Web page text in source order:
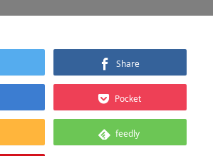
Share
Pocket
feedly